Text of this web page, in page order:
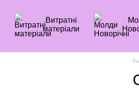
Витратні
матеріали